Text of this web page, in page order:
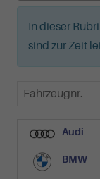
In dieser
sind zur Zeit
Fahrzeugnr.
Audi
BMW